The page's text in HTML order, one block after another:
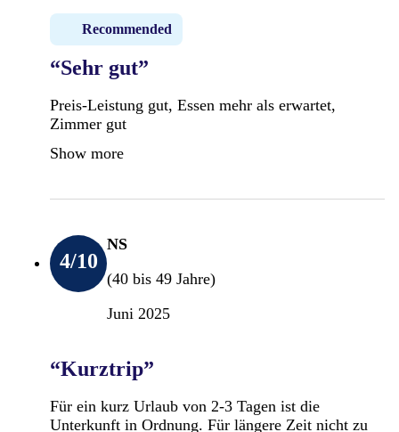
Recommended
“Sehr gut”
Preis-Leistung gut, Essen mehr als erwartet,
Zimmer gut
Show more
4/10
NS
(40 bis 49 Jahre)
Juni 2025
“Kurztrip”
Für ein kurz Urlaub von 2-3 Tagen ist die
Unterkunft in Ordnung. Für längere Zeit nicht zu